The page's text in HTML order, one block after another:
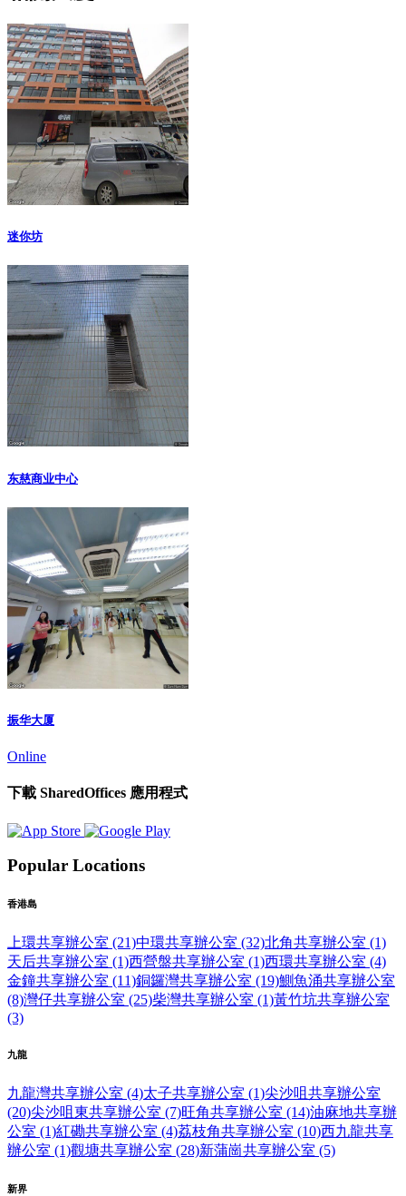
迷你坊
东慈商业中心
振华大厦
Online
下載 SharedOffices 應用程式
Popular Locations
香港島
上環共享辦公室 (21)中環共享辦公室 (32)北角共享辦公室 (1)
天后共享辦公室 (1)西營盤共享辦公室 (1)西環共享辦公室 (4)
金鐘共享辦公室 (11)銅鑼灣共享辦公室 (19)鰂魚涌共享辦公室
(8)灣仔共享辦公室 (25)柴灣共享辦公室 (1)黃竹坑共享辦公室
(3)
九龍
九龍灣共享辦公室 (4)太子共享辦公室 (1)尖沙咀共享辦公室
(20)尖沙咀東共享辦公室 (7)旺角共享辦公室 (14)油麻地共享辦
公室 (1)紅磡共享辦公室 (4)荔枝角共享辦公室 (10)西九龍共享
辦公室 (1)觀塘共享辦公室 (28)新蒲崗共享辦公室 (5)
新界